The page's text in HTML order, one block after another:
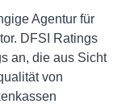
Agentur für
DFSI Ratings
an, die aus Sicht
von